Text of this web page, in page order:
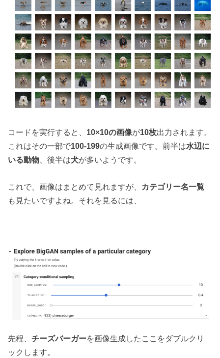
コードを実行すると、 10×10の画像が10枚出力されます。
これはその一部で100-199の生成画像です。前半は水辺に
いる動物 、後半は犬が多いようです。
これで、画像はまとめて見れますが、 カテゴリー名一覧
も見たいですよね。それを見るには、
先程、チーズバーガーを画像生成したここをダブルクリ
ックします。